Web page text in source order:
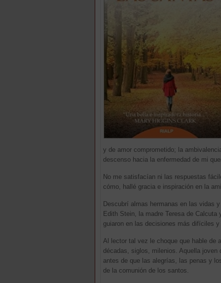
y de amor comprometido; la
descenso hacia la enfermedad de mi
No me satisfacían ni las respuestas
cómo, hallé gracia e inspiración en la
Descubrí almas hermanas en las vidas
Edith Stein, la madre Teresa de
guiaron en las decisiones más difíciles
Al lector tal vez le choque que hable de
décadas, siglos, milenios. Aquella
antes de que las alegrías, las penas y
de la comunión de los santos.